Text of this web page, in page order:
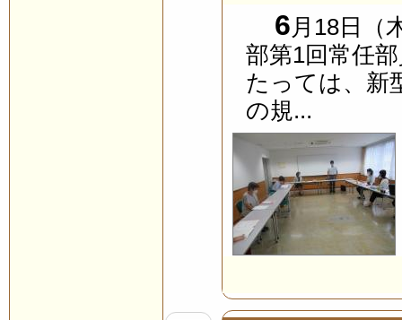
6 月18日（
部第1回常任
たっては、新
の規...